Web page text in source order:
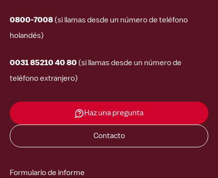
0800-7008 (si llamas desde un número de teléfono
holandés)
0031 85210 40 80 (si llamas desde un número de
teléfono extranjero)
Haz una pregunta
Contacto
Formulario de informe